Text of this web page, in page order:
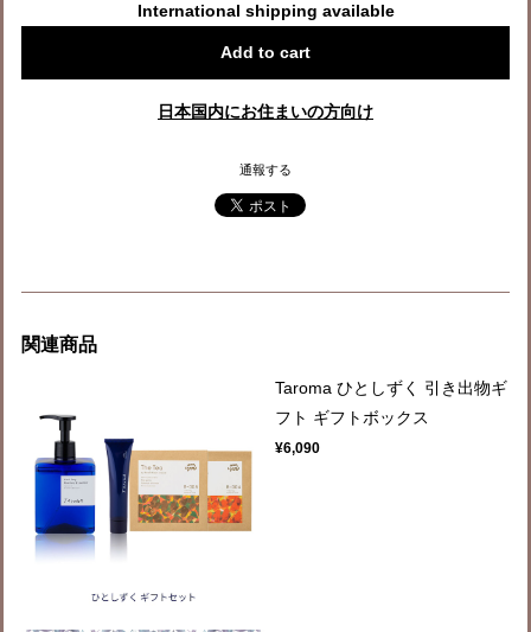
International shipping available
Add to cart
日本国内にお住まいの方向け
通報する
関連商品
Taroma ひとしずく 引き出物ギ
フト ギフトボックス
¥6,090